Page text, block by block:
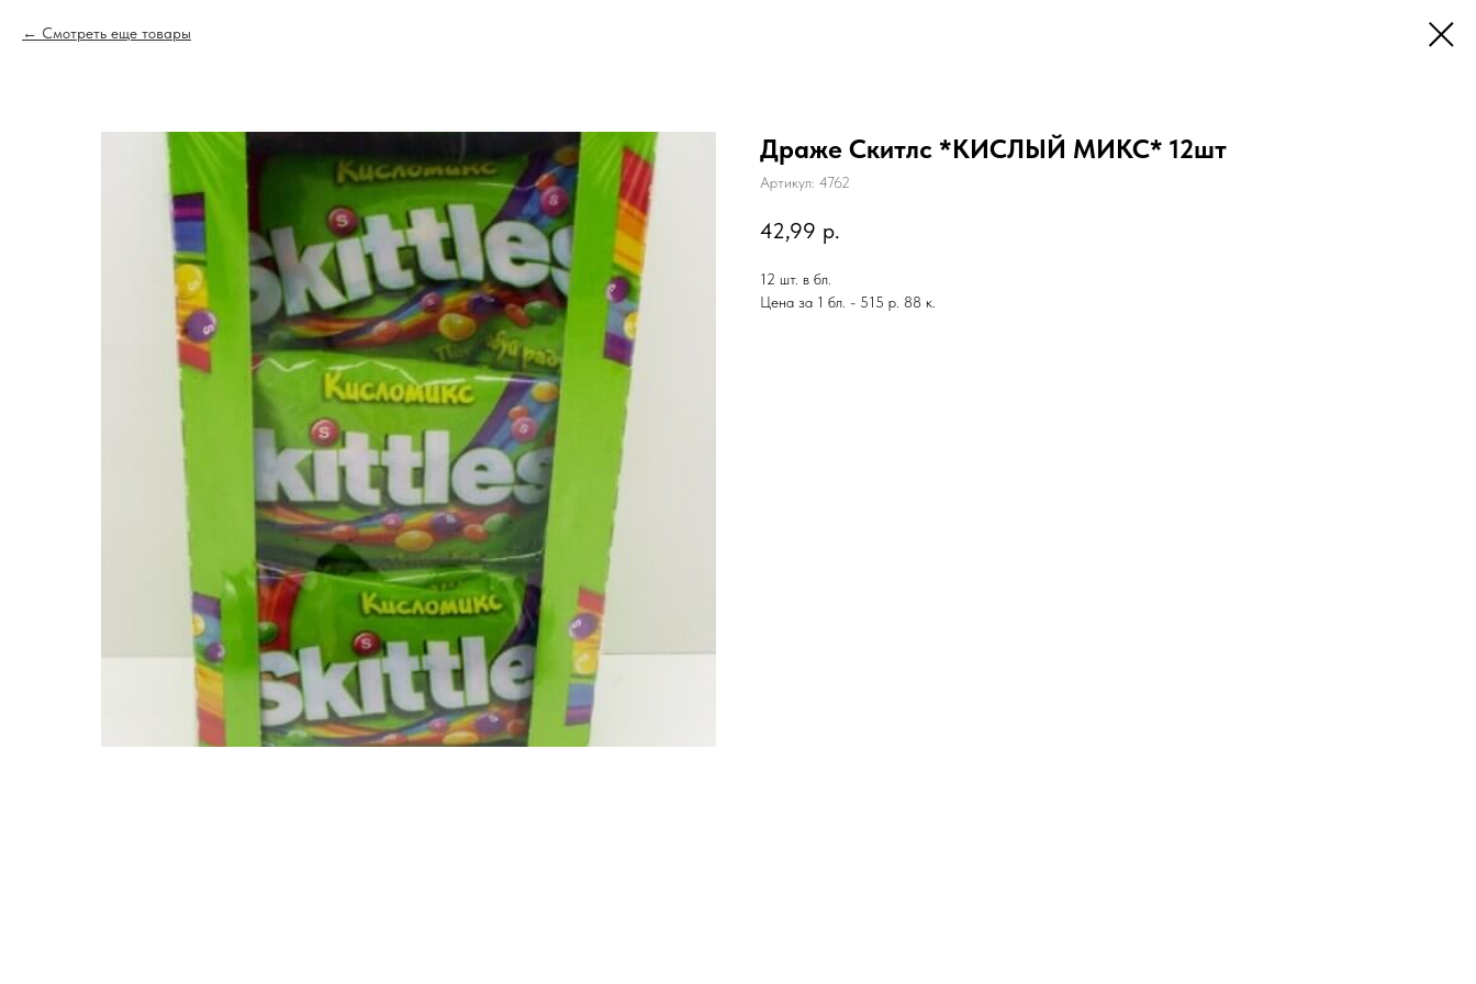
Смотреть еще товары
Драже Скитлс *КИСЛЫЙ МИКС* 12шт
Артикул: 4762
42,99 р.
12 шт. в бл.
Цена за 1 бл. - 515 р. 88 к.